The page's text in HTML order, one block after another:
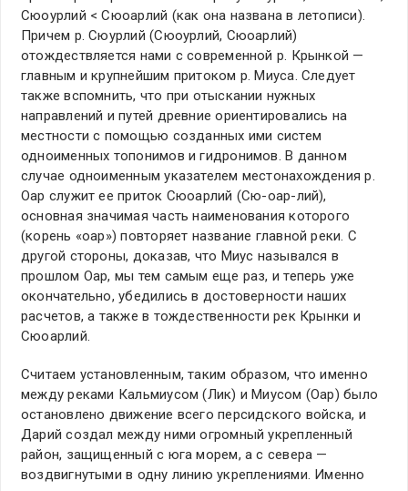
Сюоурлий < Сюоарлий (как она названа в летописи).
Причем р. Сюурлий (Сюоурлий, Сюоарлий)
отождествляется нами с современной р. Крынкой —
главным и крупнейшим притоком р. Миуса. Следует
также вспомнить, что при отыскании нужных
направлений и путей древние ориентировались на
местности с помощью созданных ими систем
одноименных топонимов и гидронимов. В данном
случае одноименным указателем местонахождения р.
Оар служит ее приток Сюоарлий (Сю-оар-лий),
основная значимая часть наименования которого
(корень «оар») повторяет название главной реки. С
другой стороны, доказав, что Миус назывался в
прошлом Оар, мы тем самым еще раз, и теперь уже
окончательно, убедились в достоверности наших
расчетов, а также в тождественности рек Крынки и
Сюоарлий.
Считаем установленным, таким образом, что именно
между реками Кальмиусом (Лик) и Миусом (Оар) было
остановлено движение всего персидского войска, и
Дарий создал между ними огромный укрепленный
район, защищенный с юга морем, а с севера —
воздвигнутыми в одну линию укреплениями. Именно